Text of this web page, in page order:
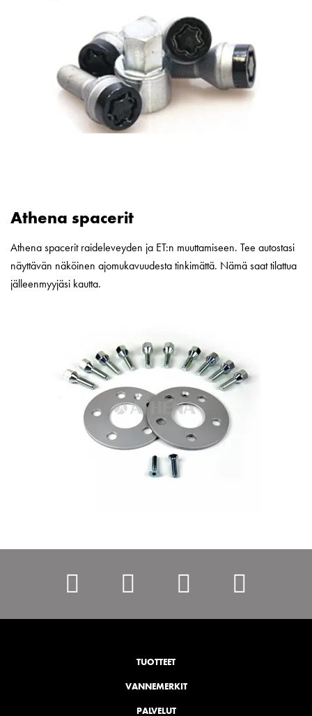
Athena spacerit
Athena spacerit raideleveyden ja ET:n muuttamiseen. Tee autostasi
näyttävän näköinen ajomukavuudesta tinkimättä. Nämä saat tilattua
jälleenmyyjäsi kautta.
https://https://
TUOTTEET
VANNEMERKIT
PALVELUT